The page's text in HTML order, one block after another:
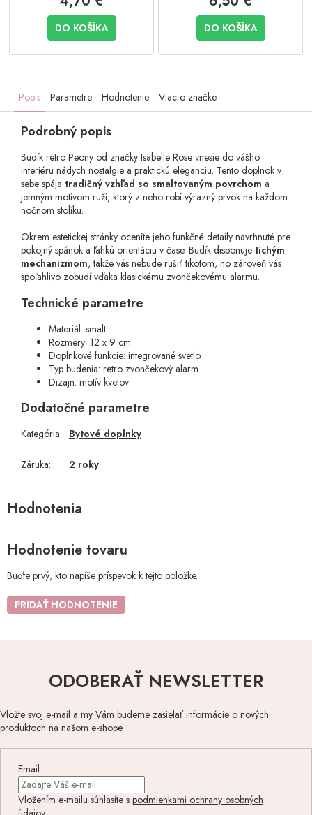
DO KOŠÍKA DO KOŠÍKA
Popis Parametre Hodnotenie Viac o značke
Podrobný popis
Budík retro Peony od značky Isabelle Rose vnesie do vášho
interiéru nádych nostalgie a praktickú eleganciu. Tento doplnok v
sebe spája tradičný vzhľad so smaltovaným povrchom a
jemným motívom ruží, ktorý z neho robí výrazný prvok na každom
nočnom stolíku.
Okrem estetickej stránky oceníte jeho funkčné detaily navrhnuté pre
pokojný spánok a ľahkú orientáciu v čase. Budík disponuje tichým
mechanizmom, takže vás nebude rušiť tikotom, no zároveň vás
spoľahlivo zobudí vďaka klasickému zvončekovému alarmu.
Technické parametre
Materiál: smalt
Rozmery: 12 x 9 cm
Doplnkové funkcie: integrované svetlo
Typ budenia: retro zvončekový alarm
Dizajn: motív kvetov
Dodatočné parametre
Kategória: Bytové doplnky
Záruka: 2 roky
Hodnotenie tovaru
Buďte prvý, kto napíše príspevok k tejto položke.
PRIDAŤ HODNOTENIE
ODOBERAŤ NEWSLETTER
Vložte svoj e-mail a my Vám budeme zasielať informácie o nových
produktoch na našom e-shope.
Email
Vložením e-mailu súhlasíte s podmienkami ochrany osobných